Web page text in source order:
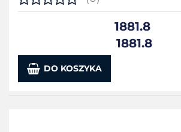
1881.8
1881.8
DO KOSZYKA